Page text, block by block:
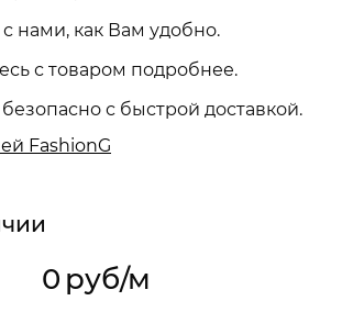
нами, как Вам удобно.
с товаром подробнее.
с быстрой доставкой.
FashionG
0 руб/м